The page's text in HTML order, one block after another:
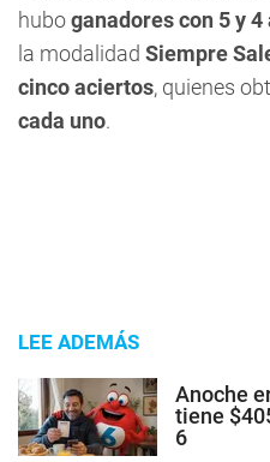
huboganadores con 5 y
la modalidad Siempre
cinco aciertos, quienes
cada uno.
LEE ADEMÁS
Anoche
tiene
6